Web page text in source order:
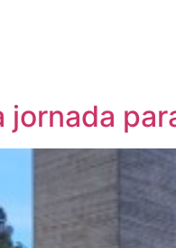
jornada